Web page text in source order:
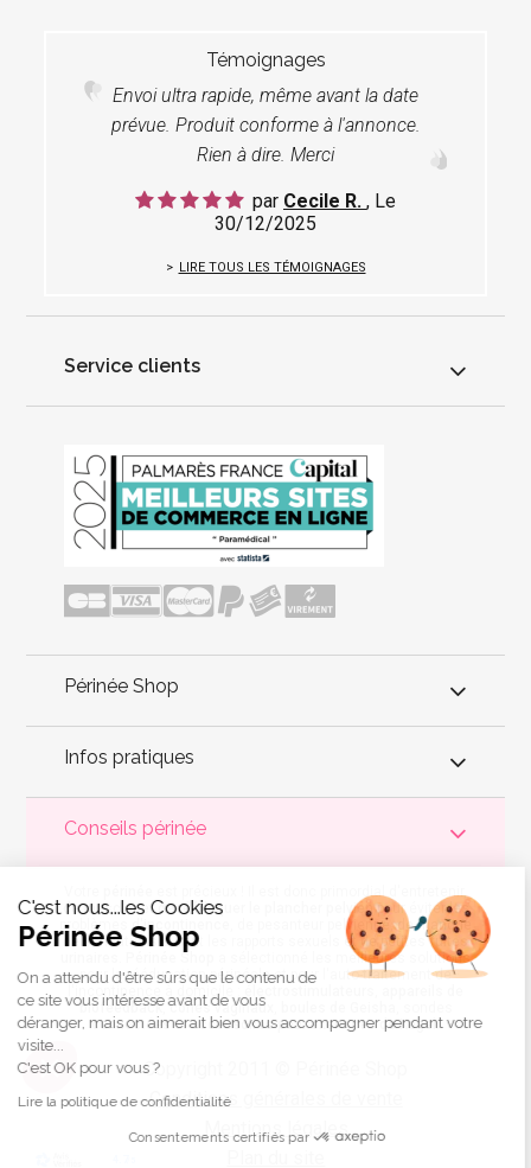
Témoignages
Envoi ultra rapide, même avant la date
prévue. Produit conforme à l'annonce.
Rien à dire. Merci
par Cecile R. , Le
30/12/2025
LIRE TOUS LES TÉMOIGNAGES
Service clients
Périnée Shop
Infos pratiques
Conseils périnée
de muscler et de rééduquer le plancher pelvien pour éviter les
problèmes d'incontinence
, de pesanteur pelvienne, de manque
de sensations durant les rapports sexuels et de petitesfuites
Périnée Shop
a sélectionné les meilleures solutions
pour la rééducation périnéale et pour l'auto-traitement de
l'incontinence à domicile :
biofeedback,cônes vaginaux
connectées etaccessoires pour exercices de Kegel.
Copyright 2011 © Périnée Shop
Conditions générales de vente
Mentions légales
C'est nous...les Cookies
Périnée Shop
On a attendu d'être sûrs que le contenu de
ce site vous intéresse avant de vous
déranger, mais on aimerait bien vous accompagner pendant votre
visite...
C'est OK pour vous ?
Lire la politique de confidentialité
Consentements certifiés par